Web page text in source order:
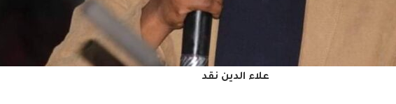
علاء الدين نقد